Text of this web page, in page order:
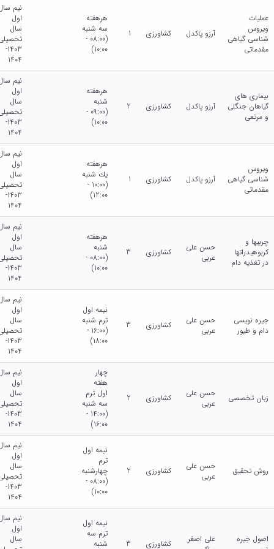
عملیات
ویروس
شناسی گیاهی
مقدماتی
آرزو پاکدل کشاورزی 1
هرهفته
سه شنبه
(08:00 -
10:00)
نیم
اول
سال
1403-
1404
بیماری های
گیاهان جنگلی
و مرتعی
آرزو پاکدل کشاورزی 2
هرهفته
شنبه
(09:00 -
10:00)
نیم
اول
سال
1403-
1404
ویروس
شناسی گیاهی
مقدماتی
آرزو پاکدل کشاورزی 1
هرهفته
يك شنبه
(10:00 -
12:00)
نیم
اول
سال
1403-
1404
چربیها و
کربوهیدراتها
در تغذیه دام
حسن علی
عربی
کشاورزی 3
هرهفته
شنبه
(08:00 -
10:00)
نیم
اول
سال
1403-
1404
جیره نویسی
دام و طیور
حسن علی
عربی
کشاورزی 3
نيمه اول
ترم شنبه
(16:00 -
18:00)
نیم
اول
سال
1403-
1404
زبان تخصصی
حسن علی
عربی
کشاورزی 2
چهار
هفته
اول ترم
سه شنبه
(14:00 -
16:00)
نیم
اول
سال
1403-
1404
روش تحقیق
حسن علی
عربی
کشاورزی 2
نيمه اول
ترم
چهارشنبه
(08:00 -
10:00)
نیم
اول
سال
1403-
1404
اصول جیره
علی اصغر
کشاورزی 3
نيمه اول
ترم سه
شنبه
نیم
اول
سال